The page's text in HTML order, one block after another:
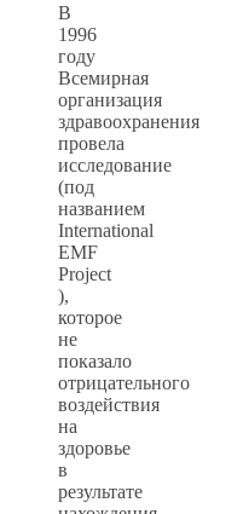
В
1996
году
Всемирная
организация
здравоохранения
провела
исследование
(под
названием
International
EMF
Project
),
которое
не
показало
отрицательного
воздействия
на
здоровье
в
результате